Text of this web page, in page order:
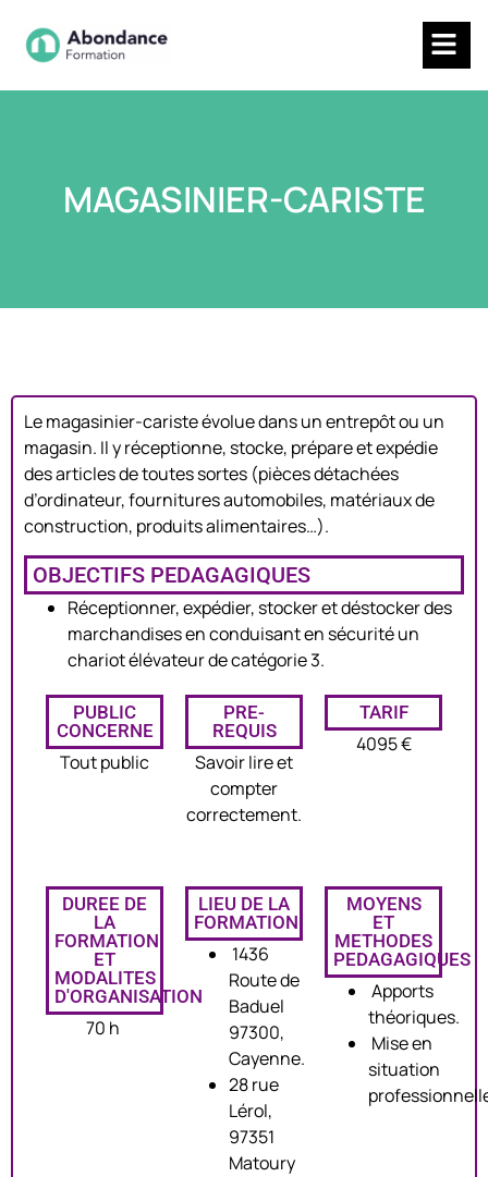
MAGASINIER-CARISTE
Le magasinier-cariste évolue dans un entrepôt ou un
magasin. Il y réceptionne, stocke, prépare et expédie
des articles de toutes sortes (pièces détachées
d’ordinateur, fournitures automobiles, matériaux de
construction, produits alimentaires…).
OBJECTIFS PEDAGAGIQUES
Réceptionner, expédier, stocker et déstocker des
marchandises en conduisant en sécurité un
chariot élévateur de catégorie 3.
PUBLIC
CONCERNE
Tout public
PRE-
REQUIS
Savoir lire et
compter
correctement.
TARIF
4095 €
DUREE DE
LA
FORMATION
ET
MODALITES
D'ORGANISATION
70 h
LIEU DE LA
FORMATION
1436
Route de
Baduel
97300,
Cayenne.
28 rue
Lérol,
97351
Matoury
MOYENS
ET
METHODES
PEDAGAGIQUES
Apports
théoriques.
Mise en
situation